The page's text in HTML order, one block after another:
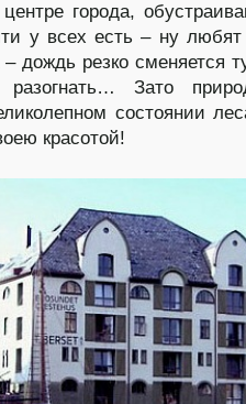
города,
у всех есть – ну
дождь резко сменяется
разогнать… Зато
состоянии
красотой!